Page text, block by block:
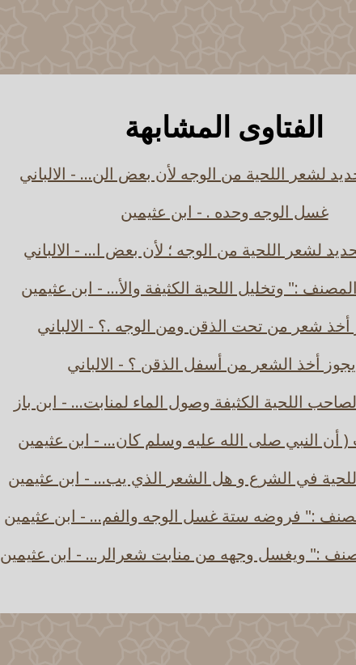
الفتاوى المشابهة
لشعر اللحية من الوجه لأن بعض الن... - الالباني
غسل الوجه وحده . - ابن عثيمين
لشعر اللحية من الوجه ؛ لأن بعض ا... - الالباني
:" وتخليل اللحية الكثيفة والأ... - ابن عثيمين
شعر من تحت الذقن ومن الوجه .؟ - الالباني
أخذ الشعر من أسفل الذقن ؟ - الالباني
اللحية الكثيفة وصول الماء لمنابت... - ابن باز
( أن النبي صلى الله عليه وسلم كان... - ابن عثيمين
في الشرع و هل الشعر الذي يب... - ابن عثيمين
:" فروضه ستة غسل الوجه والفم... - ابن عثيمين
:" ويغسل وجهه من منابت شعرالر... - ابن عثيمين